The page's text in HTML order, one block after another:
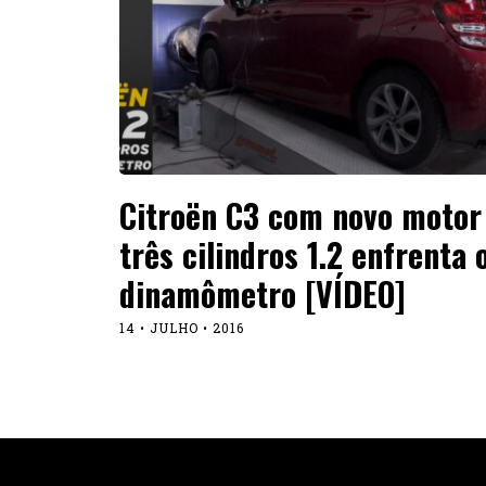
Citroën C3 com novo motor
três cilindros 1.2 enfrenta
dinamômetro [VÍDEO]
14 • JULHO • 2016